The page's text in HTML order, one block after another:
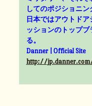
してのポジショニン
日本ではアウトド
ッションのトップ
る。
Danner | Official Site
http://